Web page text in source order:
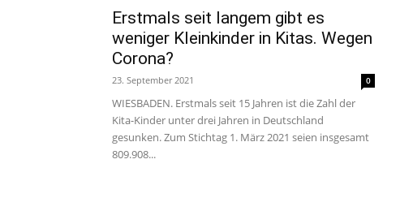
Erstmals seit langem gibt es
weniger Kleinkinder in Kitas. Wegen
Corona?
23. September 2021 0
WIESBADEN. Erstmals seit 15 Jahren ist die Zahl der
Kita-Kinder unter drei Jahren in Deutschland
gesunken. Zum Stichtag 1. März 2021 seien insgesamt
809.908...